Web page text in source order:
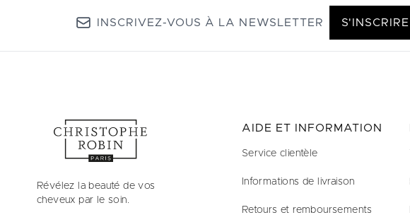
INSCRIVEZ-VOUS À LA NEWSLETTER S'INSCRIRE
Révélez la beauté de vos
cheveux par le soin.
AIDE ET INFORMATION
Service clientèle
Informations de livraison
Retours et remboursements